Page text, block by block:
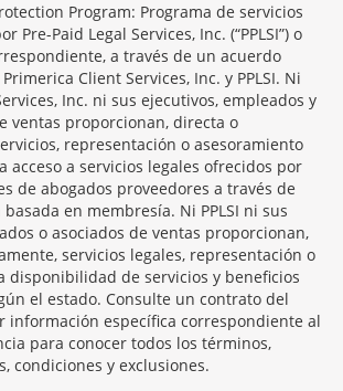
Program: Programa de servicios
Pre-Paid Legal Services, Inc. (“PPLSI”) o
a través de un acuerdo
Client Services, Inc. y PPLSI. Ni
Inc. ni sus ejecutivos, empleados y
ventas proporcionan, directa o
representación o asesoramiento
acceso a servicios legales ofrecidos por
de abogados proveedores a través de
en membresía. Ni PPLSI ni sus
o asociados de ventas proporcionan,
servicios legales, representación o
disponibilidad de servicios y beneficios
el estado. Consulte un contrato del
información específica correspondiente al
para conocer todos los términos,
condiciones y exclusiones.